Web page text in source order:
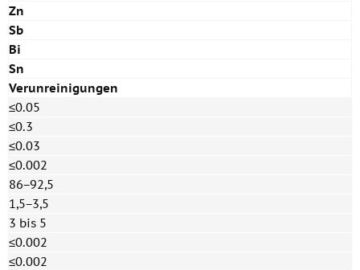
Zn
Sb
Bi
Sn
Verunreinigungen
≤0.05
≤0.3
≤0.03
≤0.002
86−92,5
1,5−3,5
3 bis 5
≤0.002
≤0.002